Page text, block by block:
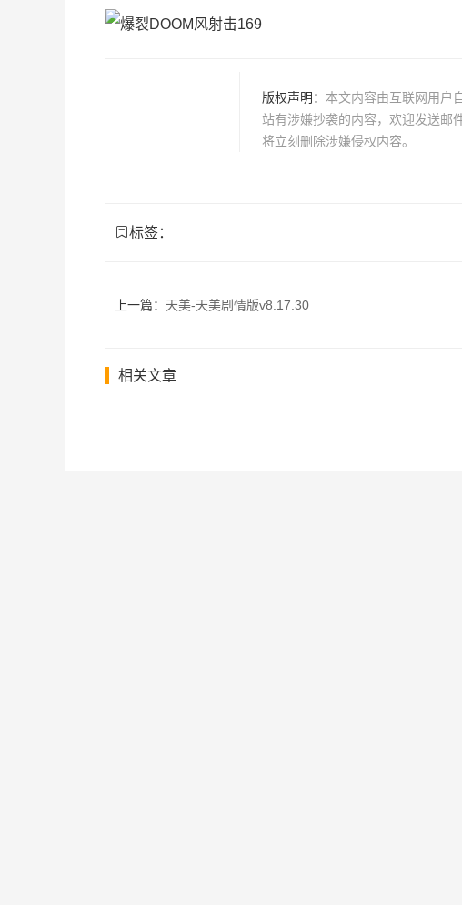
169
版权声明： 本文内容由互联网用户
站有涉嫌抄袭的内容，欢迎发送邮
将立刻删除涉嫌侵权内容。
标签：
上一篇： 天美-天美剧情版v8.17.30
相关文章